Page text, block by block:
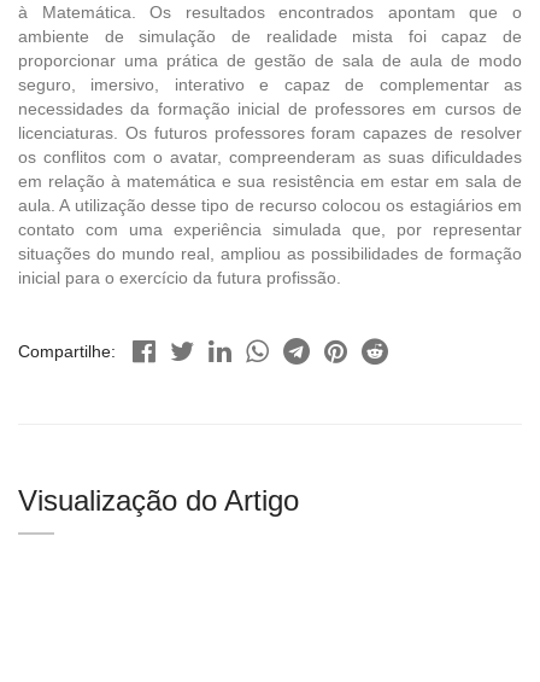
à Matemática. Os resultados encontrados apontam que o
ambiente de simulação de realidade mista foi capaz de
proporcionar uma prática de gestão de sala de aula de modo
seguro, imersivo, interativo e capaz de complementar as
necessidades da formação inicial de professores em cursos de
licenciaturas. Os futuros professores foram capazes de resolver
os conflitos com o avatar, compreenderam as suas dificuldades
em relação à matemática e sua resistência em estar em sala de
aula. A utilização desse tipo de recurso colocou os estagiários em
contato com uma experiência simulada que, por representar
situações do mundo real, ampliou as possibilidades de formação
inicial para o exercício da futura profissão.
Compartilhe:
Visualização do Artigo